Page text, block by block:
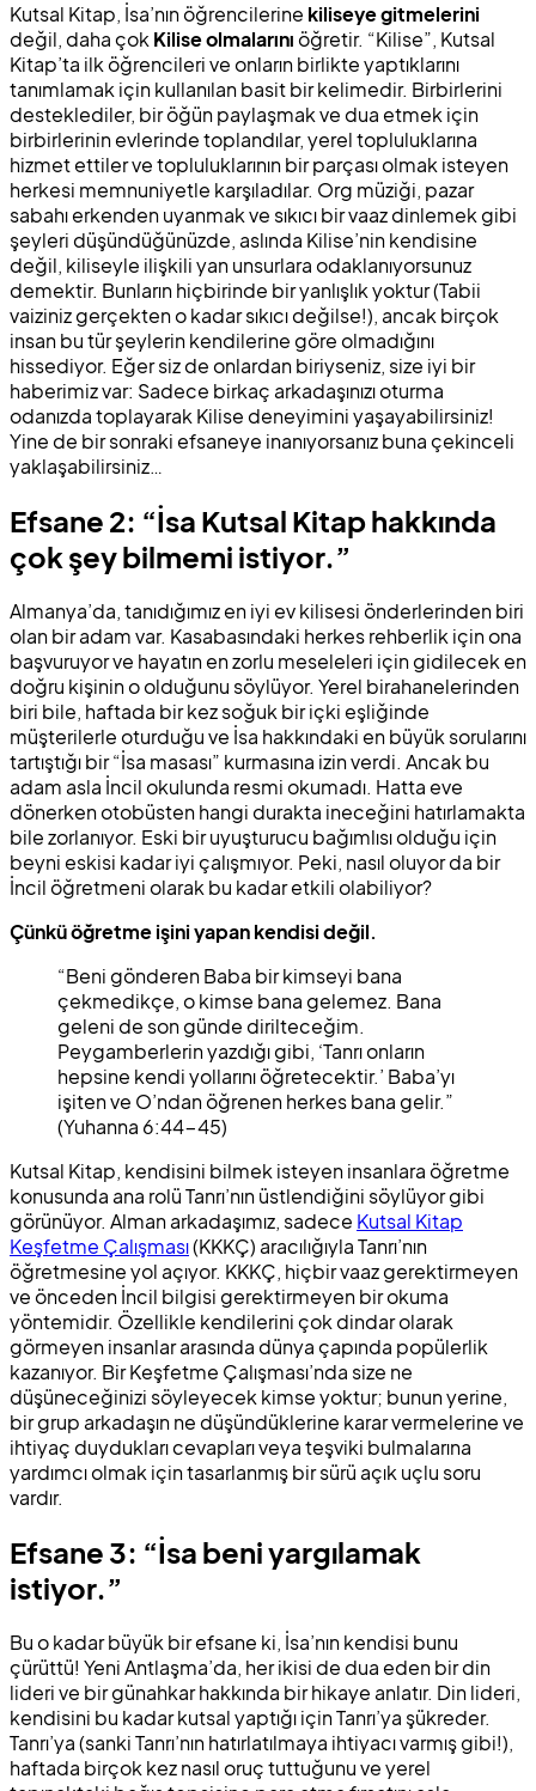
Kutsal Kitap, İsa’nın öğrencilerine kiliseye gitmelerini
değil, daha çok Kilise olmalarınıöğretir. “Kilise”, Kutsal
Kitap’ta ilk öğrencileri ve onların birlikte yaptıklarını
tanımlamak için kullanılan basit bir kelimedir. Birbirlerini
desteklediler, bir öğün paylaşmak ve dua etmek için
birbirlerinin evlerinde toplandılar, yerel topluluklarına
hizmet ettiler ve topluluklarının bir parçası olmak isteyen
herkesi memnuniyetle karşıladılar. Org müziği, pazar
sabahı erkenden uyanmak ve sıkıcı bir vaaz dinlemek gibi
şeyleri düşündüğünüzde, aslında Kilise’nin kendisine
değil, kiliseyle ilişkili yan unsurlara odaklanıyorsunuz
demektir. Bunların hiçbirinde bir yanlışlık yoktur (Tabii
vaiziniz gerçekten o kadar sıkıcı değilse!), ancak birçok
insan bu tür şeylerin kendilerine göre olmadığını
hissediyor. Eğer siz de onlardan biriyseniz, size iyi bir
haberimiz var: Sadece birkaç arkadaşınızı oturma
odanızda toplayarak Kilise deneyimini yaşayabilirsiniz!
Yine de bir sonraki efsaneye inanıyorsanız buna çekinceli
yaklaşabilirsiniz…
Efsane 2: “İsa Kutsal Kitap hakkında
çok şey bilmemi istiyor.”
Almanya’da, tanıdığımız en iyi ev kilisesi önderlerinden biri
olan bir adam var. Kasabasındaki herkes rehberlik için ona
başvuruyor ve hayatın en zorlu meseleleri için gidilecek en
doğru kişinin o olduğunu söylüyor. Yerel birahanelerinden
biri bile, haftada bir kez soğuk bir içki eşliğinde
müşterilerle oturduğu ve İsa hakkındaki en büyük sorularını
tartıştığı bir “İsa masası” kurmasına izin verdi. Ancak bu
adam asla İncil okulunda resmi okumadı. Hatta eve
dönerken otobüsten hangi durakta ineceğini hatırlamakta
bile zorlanıyor. Eski bir uyuşturucu bağımlısı olduğu için
beyni eskisi kadar iyi çalışmıyor. Peki, nasıl oluyor da bir
İncil öğretmeni olarak bu kadar etkili olabiliyor?
Çünkü öğretme işini yapan kendisi değil.
“Beni gönderen Baba bir kimseyi bana
çekmedikçe, o kimse bana gelemez. Bana
geleni de son günde dirilteceğim.
Peygamberlerin yazdığı gibi, ‘Tanrı onların
hepsine kendi yollarını öğretecektir.’ Baba’yı
işiten ve O’ndan öğrenen herkes bana gelir.”
(Yuhanna 6:44-45)
Kutsal Kitap, kendisini bilmek isteyen insanlara öğretme
konusunda ana rolü Tanrı’nın üstlendiğini söylüyor gibi
görünüyor. Alman arkadaşımız, sadece Kutsal Kitap
Keşfetme Çalışması(KKKÇ) aracılığıyla Tanrı’nın
öğretmesine yol açıyor. KKKÇ, hiçbir vaaz gerektirmeyen
ve önceden İncil bilgisi gerektirmeyen bir okuma
yöntemidir. Özellikle kendilerini çok dindar olarak
görmeyen insanlar arasında dünya çapında popülerlik
kazanıyor. Bir Keşfetme Çalışması’nda size ne
düşüneceğinizi söyleyecek kimse yoktur; bunun yerine,
bir grup arkadaşın ne düşündüklerine karar vermelerine ve
ihtiyaç duydukları cevapları veya teşviki bulmalarına
yardımcı olmak için tasarlanmış bir sürü açık uçlu soru
vardır.
Efsane 3: “İsa beni yargılamak
istiyor.”
Bu o kadar büyük bir efsane ki, İsa’nın kendisi bunu
çürüttü! Yeni Antlaşma’da, her ikisi de dua eden bir din
lideri ve bir günahkar hakkında bir hikaye anlatır. Din lideri,
kendisini bu kadar kutsal yaptığı için Tanrı’ya şükreder.
Tanrı’ya (sanki Tanrı’nın hatırlatılmaya ihtiyacı varmış gibi!),
haftada birçok kez nasıl oruç tuttuğunu ve yerel